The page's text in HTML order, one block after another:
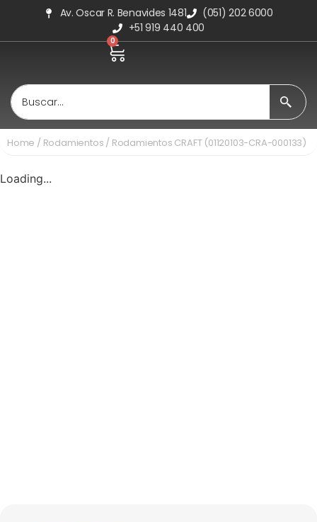
Av. Oscar R. Benavides 1481
(051) 202 6000
+51 919 440 400
0
Home / Rodamientos / Rodamientos CRAFT (01120103-CRA-000133)
Loading...